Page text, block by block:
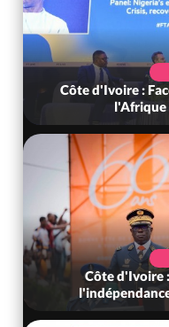
Côte d'Ivoire :
l'Afrique
Côte d'Ivoire